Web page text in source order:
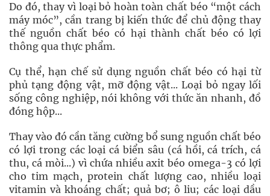
Do đó, thay vì loại bỏ hoàn toàn chất béo “một cách
máy móc”, cần trang bị kiến thức để chủ động thay
thế nguồn chất béo có hại thành chất béo có lợi
thông qua thực phẩm.
Cụ thể, hạn chế sử dụng nguồn chất béo có hại từ
phủ tạng động vật, mỡ động vật... Loại bỏ ngay lối
sống công nghiệp, nói không với thức ăn nhanh, đồ
đóng hộp...
Thay vào đó cần tăng cường bổ sung nguồn chất béo
có lợi trong các loại cá biển sâu (cá hồi, cá trích, cá
thu, cá mòi...) vì chứa nhiều axit béo omega-3 có lợi
cho tim mạch, protein chất lượng cao, nhiều loại
vitamin và khoáng chất; quả bơ; ô liu; các loại dầu